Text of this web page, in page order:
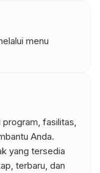
menu
program, fasilitas,
Anda.
yang tersedia
terbaru, dan